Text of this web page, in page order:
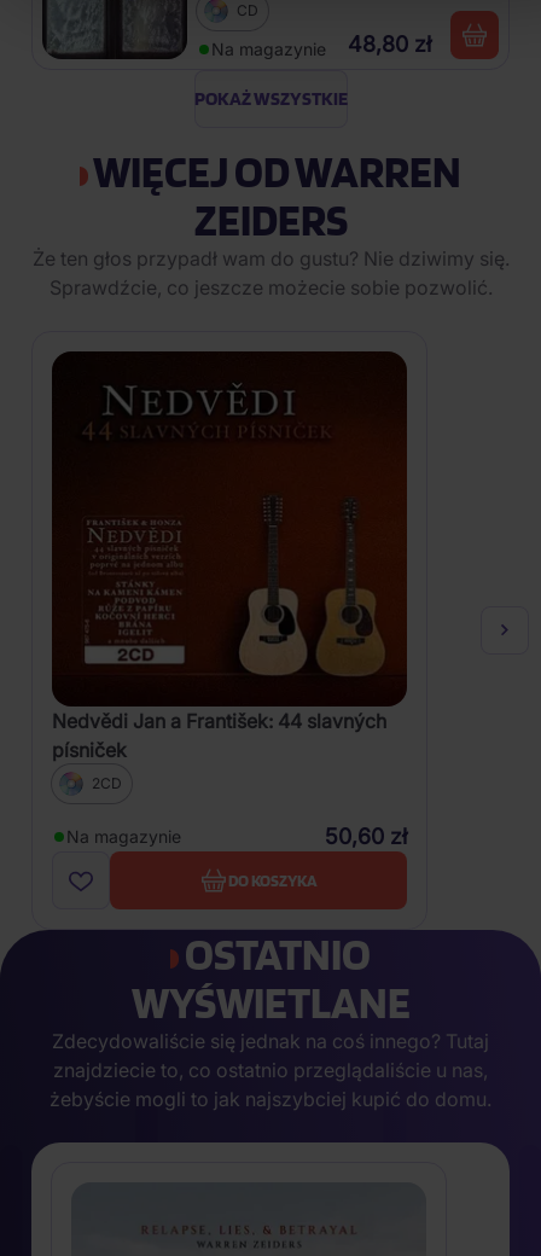
CD
Na magazynie 48,80 zł
POKAŻ WSZYSTKIE
WIĘCEJ OD WARREN
ZEIDERS
Że ten głos przypadł wam do gustu? Nie dziwimy się.
Sprawdźcie, co jeszcze możecie sobie pozwolić.
Nedvědi Jan a František: 44 slavných
písniček
2CD
Na magazynie 50,60 zł
DO KOSZYKA
OSTATNIO
WYŚWIETLANE
Zdecydowaliście się jednak na coś innego? Tutaj
znajdziecie to, co ostatnio przeglądaliście u nas,
żebyście mogli to jak najszybciej kupić do domu.